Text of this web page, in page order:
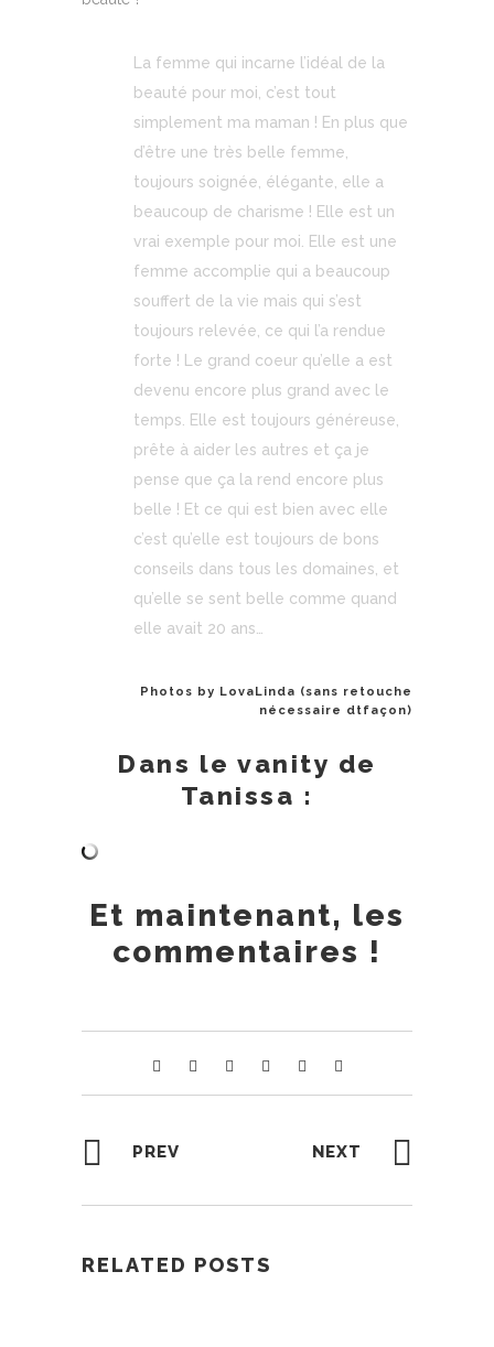
La femme qui incarne l’idéal de la
beauté pour moi, c’est tout
simplement ma maman ! En plus que
d’être une très belle femme,
toujours soignée, élégante, elle a
beaucoup de charisme ! Elle est un
vrai exemple pour moi. Elle est une
femme accomplie qui a beaucoup
souffert de la vie mais qui s’est
toujours relevée, ce qui l’a rendue
forte ! Le grand coeur qu’elle a est
devenu encore plus grand avec le
temps. Elle est toujours généreuse,
prête à aider les autres et ça je
pense que ça la rend encore plus
belle ! Et ce qui est bien avec elle
c’est qu’elle est toujours de bons
conseils dans tous les domaines, et
qu’elle se sent belle comme quand
elle avait 20 ans…
Photos by LovaLinda (sans retouche
nécessaire dtfaçon)
Dans le vanity de
Tanissa :
Et maintenant, les
commentaires !
PREV NEXT
RELATED POSTS